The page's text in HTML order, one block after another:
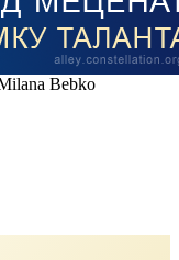
Bebko